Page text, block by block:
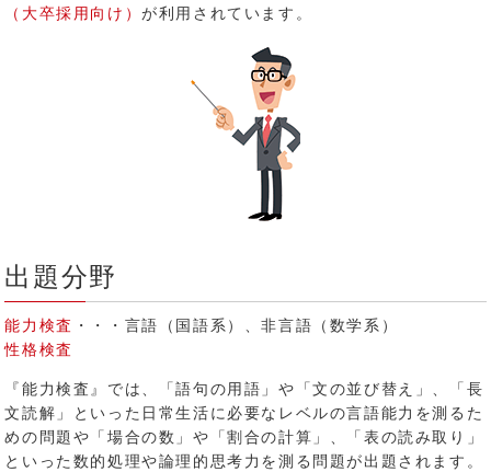
（大卒採用向け）が利用されています。
出題分野
能力検査 ・・・言語（国語系）、非言語（数学系）
性格検査
『能力検査』では、「語句の用語」や「文の並び替え」、「長
文読解」といった日常生活に必要なレベルの言語能力を測るた
めの問題や「場合の数」や「割合の計算」、「表の読み取り」
といった数的処理や論理的思考力を測る問題が出題されます。